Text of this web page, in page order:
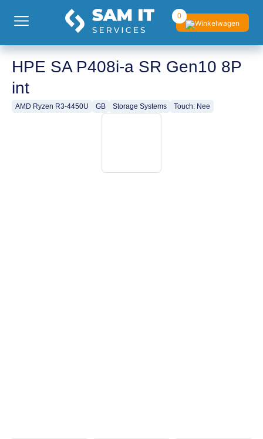
0
HPE SA P408i-a SR Gen10 8P
int
AMD Ryzen R3-4450U GB Storage Systems Touch: Nee